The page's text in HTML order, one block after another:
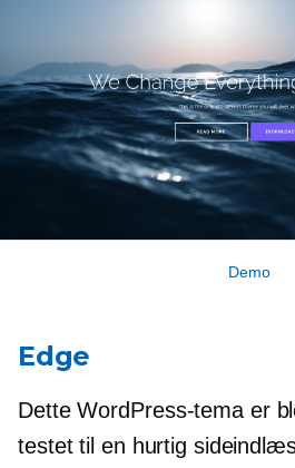
Demo
Edge
Dette WordPress-tema er
testet til en hurtig